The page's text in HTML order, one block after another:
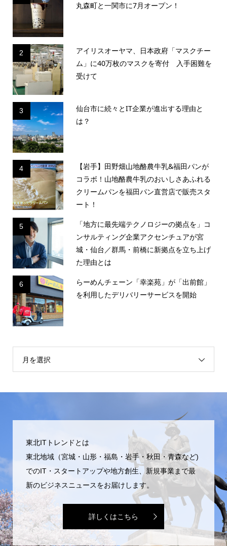
丸森町と一関市に7月オープン！
2
アイリスオーヤマ、日本政府「マスクチー
ム」に40万枚のマスクを寄付 入手困難を
受けて
3
仙台市に続々とIT企業が進出する理由と
は？
4
【岩手】田野畑山地酪農牛乳&福田パンが
コラボ！山地酪農牛乳のおいしさあふれる
クリームパンを福田パン直営店で販売スタ
ート！
5
「地方に最先端テクノロジーの拠点を」コ
ンサルティング企業アクセンチュアが宮
城・仙台／群馬・前橋に新拠点を立ち上げ
た理由とは
6
らーめんチェーン「幸楽苑」が「出前館」
を利用したデリバリーサービスを開始
月を選択
東北ITトレンドとは
東北地域（宮城・山形・福島・岩手・秋田・青森など)
でのIT・スタートアップや地方創生、新規事業まで最
新のビジネスニュースをお届けします。
詳しくはこちら